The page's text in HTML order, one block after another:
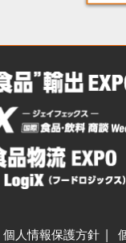
個人情報保護方針